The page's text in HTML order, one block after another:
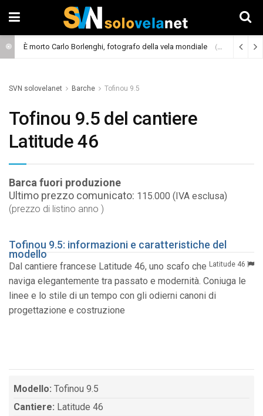
È morto Carlo Borlenghi, fotografo della vela mondiale (Cronaca)
SVN solovelanet Barche Tofinou 9.5
Tofinou 9.5 del cantiere
Latitude 46
Barca fuori produzione
Ultimo prezzo comunicato: 115.000 (IVA esclusa)
(prezzo di listino anno )
Tofinou 9.5: informazioni e caratteristiche del
modello
Latitude 46
Dal cantiere francese Latitude 46, uno scafo che
naviga elegantemente tra passato e modernità. Coniuga le
linee e lo stile di un tempo con gli odierni canoni di
progettazione e costruzione
Modello: Tofinou 9.5
Cantiere: Latitude 46